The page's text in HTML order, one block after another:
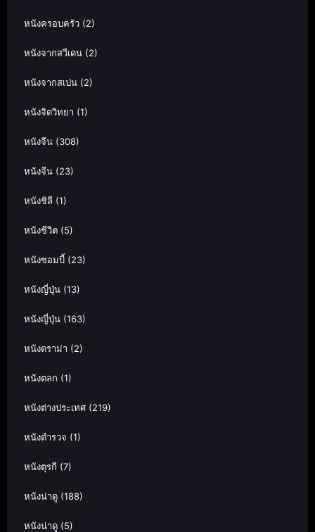
หนังครอบครัว (2)
หนังจากสวีเดน (2)
หนังจากสเปน (2)
หนังจิตวิทยา (1)
หนังจีน (308)
หนังจีน (23)
หนังชิลี (1)
หนังชีวิต (5)
หนังซอมบี้ (23)
หนังญี่ปุ่น (13)
หนังญี่ปุ่น (163)
หนังดราม่า (2)
หนังตลก (1)
หนังต่างประเทศ (219)
หนังตำรวจ (1)
หนังตุรกี (7)
หนังน่าดู (188)
หนังน่าดู (5)